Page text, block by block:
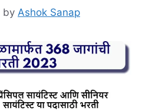
by Ashok Sanap